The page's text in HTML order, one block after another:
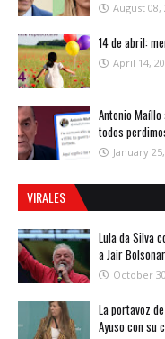
August 08,
14 de abril:
April 14,
Antonio
todos
January
VIRALES
Lula da Silva
a Jair
October
La portavoz
Ayuso con su